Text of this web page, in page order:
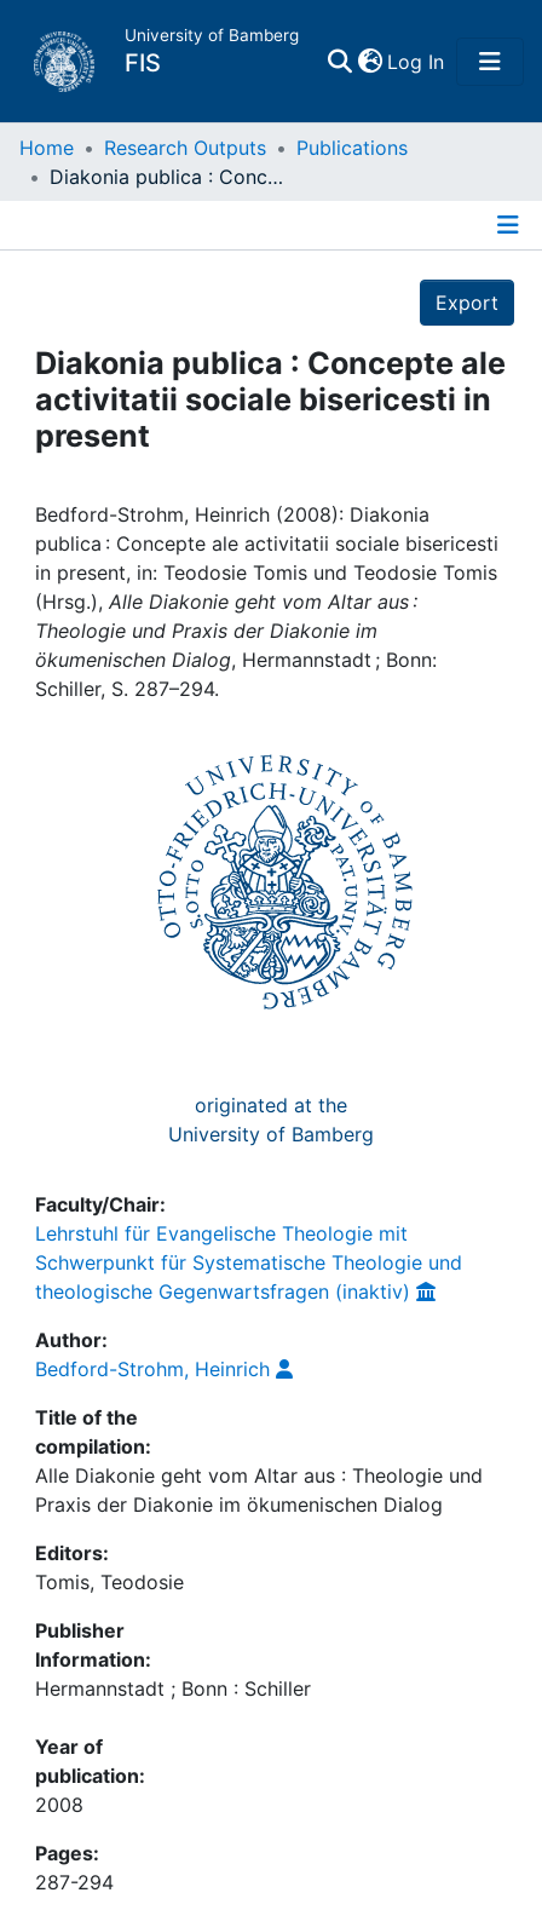
University of Bamberg
FIS Log In(current)
Home
Projects
People
Awards
My FIS
Help
Home Research Outputs
Publications
Diakonia publica : Concepte ale activitatii sociale bisericesti in present
Export
Diakonia publica : Concepte ale
activitatii sociale bisericesti in
present
Bedford-Strohm, Heinrich (2008): Diakonia
publica : Concepte ale activitatii sociale bisericesti
in present, in: Teodosie Tomis und Teodosie Tomis
(Hrsg.), Alle Diakonie geht vom Altar aus :
Theologie und Praxis der Diakonie im
ökumenischen Dialog, Hermannstadt ; Bonn:
Schiller, S. 287–294.
originated at the
University of Bamberg
Faculty/Chair:
Lehrstuhl für Evangelische Theologie mit
Schwerpunkt für Systematische Theologie und
theologische Gegenwartsfragen (inaktiv)
Author:
Bedford-Strohm, Heinrich
Title of the
compilation:
Alle Diakonie geht vom Altar aus : Theologie und
Praxis der Diakonie im ökumenischen Dialog
Editors:
Tomis, Teodosie
Publisher
Information:
Hermannstadt ; Bonn : Schiller
Year of
publication:
2008
Pages:
287-294